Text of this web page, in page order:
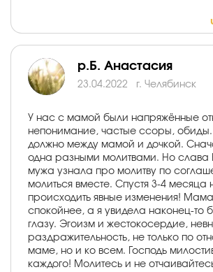
р.Б. Анастасия
23.04.2022 г. Челябинск
У нас с мамой были напряжённые
непонимание, частые ссоры, обиды.
должно между мамой и дочкой.
одна разными молитвами. Но слава
мужа узнала про молитву по
молиться вместе. Спустя 3-4 месяца
происходить явные изменения!
спокойнее, а я увидела наконец-то
глазу. Эгоизм и жестокосердие,
раздражительность, не только по
маме, но и ко всем. Господь
каждого! Молитесь и не